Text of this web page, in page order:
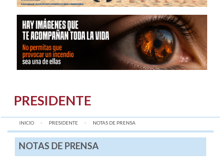
PRESIDENTE
INICIO PRESIDENTE AQUÍ:
NOTAS DE PRENSA
NOTAS DE PRENSA